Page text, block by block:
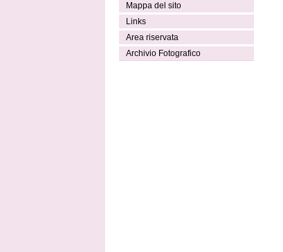
Mappa del sito
Links
Area riservata
Archivio Fotografico